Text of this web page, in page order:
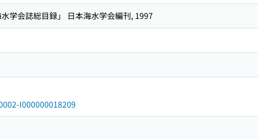
学会誌総目録」 日本海水学会編刊, 1997
I000000018209